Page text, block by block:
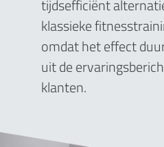
tijdsefficiënt
klassieke
omdat het effect
uit de
klanten.